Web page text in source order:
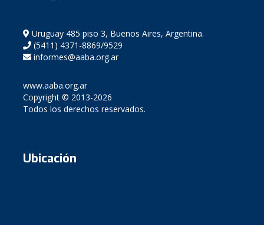
Uruguay 485 piso 3, Buenos Aires, Argentina.
(5411) 4371-8869/9529
informes@aaba.org.ar
www.aaba.org.ar
Copyright © 2013-2026
Todos los derechos reservados.
Ubicación